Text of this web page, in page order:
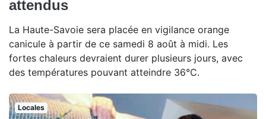
attendus
La Haute-Savoie sera placée en vigilance orange
canicule à partir de ce samedi 8 août à midi. Les
fortes chaleurs devraient durer plusieurs jours, avec
des températures pouvant atteindre 36°C.
Locales